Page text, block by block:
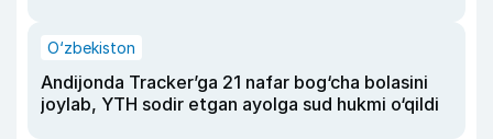
O‘zbekiston
Andijonda Tracker’ga 21 nafar bog‘cha bolasini
joylab, YTH sodir etgan ayolga sud hukmi o‘qildi